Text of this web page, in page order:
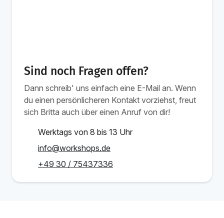
Sind noch Fragen offen?
Dann schreib' uns einfach eine E-Mail an. Wenn
du einen persönlicheren Kontakt vorziehst, freut
sich Britta auch über einen Anruf von dir!
Werktags von 8 bis 13 Uhr
info@workshops.de
+49 30 / 75437336